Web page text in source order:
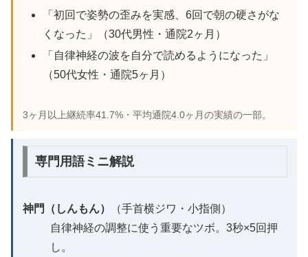
「初回で姿勢の歪みを実感、6回で朝の硬さがな
くなった」（30代男性・通院2ヶ月）
「自律神経の波を自分で読めるようになった」
（50代女性・通院5ヶ月）
3ヶ月以上継続率41.7%・平均通院4.0ヶ月の実績の一部。
専門用語ミニ解説
神門（しんもん）
（手首横ジワ・小指側）
自律神経の調整に使う重要なツボ。3秒×5回押
し。